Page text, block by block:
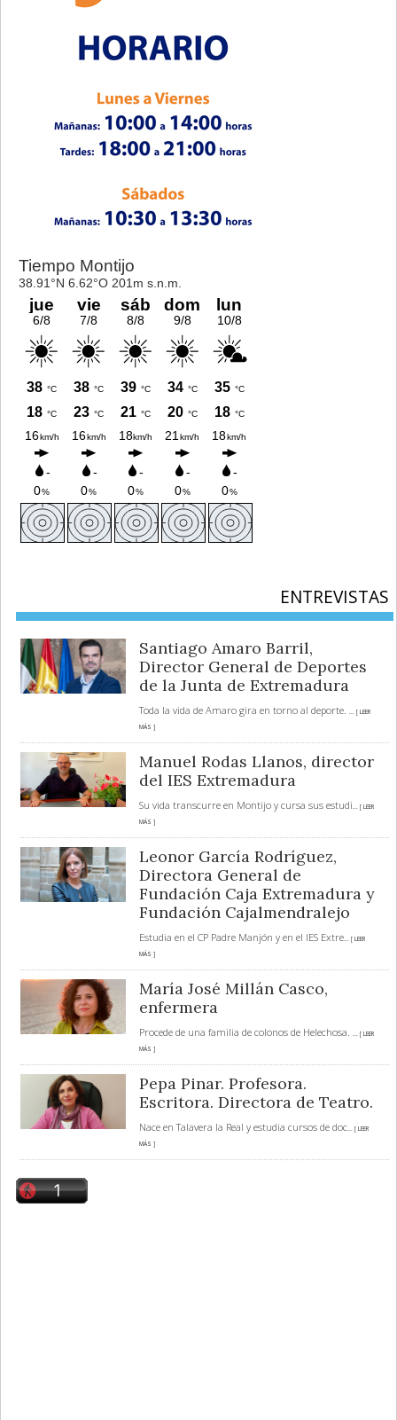
ENTREVISTAS
Santiago Amaro Barril,
Director General de Deportes
de la Junta de Extremadura
Toda la vida de Amaro gira en torno al deporte. ... [ LEER
MÁS ]
Manuel Rodas Llanos, director
del IES Extremadura
Su vida transcurre en Montijo y cursa sus estudi... [ LEER
MÁS ]
Leonor García Rodríguez,
Directora General de
Fundación Caja Extremadura y
Fundación Cajalmendralejo
Estudia en el CP Padre Manjón y en el IES Extre... [ LEER
MÁS ]
María José Millán Casco,
enfermera
Procede de una familia de colonos de Helechosa. ... [ LEER
MÁS ]
Pepa Pinar. Profesora.
Escritora. Directora de Teatro.
Nace en Talavera la Real y estudia cursos de doc... [ LEER
MÁS ]